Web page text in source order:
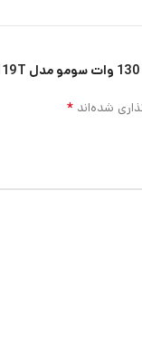
شده‌اند *